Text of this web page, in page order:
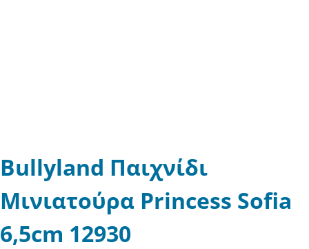
Bullyland Παιχνίδι
Μινιατούρα Princess Sofia
6,5cm 12930